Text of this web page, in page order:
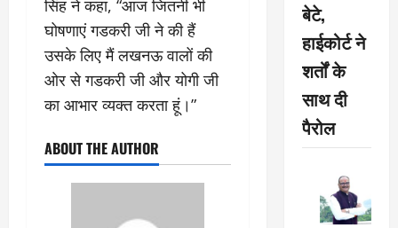
सिंह ने कहा, “आज जितनी भी
घोषणाएं गडकरी जी ने की हैं
उसके लिए मैं लखनऊ वालों की
ओर से गडकरी जी और योगी जी
का आभार व्यक्त करता हूं।”
ABOUT THE AUTHOR
बेटे,
हाईकोर्ट ने
शर्तों के
साथ दी
पैरोल